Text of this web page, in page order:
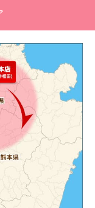
、ショート
た。
２００Vでも
、途中で工
状の確認も
が、少々不